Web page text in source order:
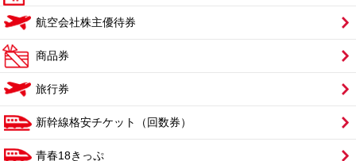
航空会社株主優待券
商品券
旅行券
新幹線格安チケット（回数券）
青春18きっぷ